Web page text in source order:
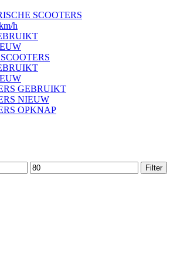
SCOOTERS
h
GEBRUIKT
NIEUW
OPKNAP
Max.
prijs
Filter